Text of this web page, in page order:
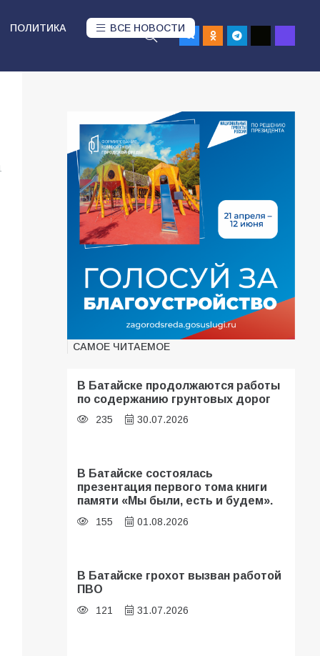
ПОЛИТИКА ВСЕ НОВОСТИ
САМОЕ ЧИТАЕМОЕ
В Батайске продолжаются работы
по содержанию грунтовых дорог
235 30.07.2026
В Батайске состоялась
презентация первого тома книги
памяти «Мы были, есть и будем».
155 01.08.2026
В Батайске грохот вызван работой
ПВО
121 31.07.2026